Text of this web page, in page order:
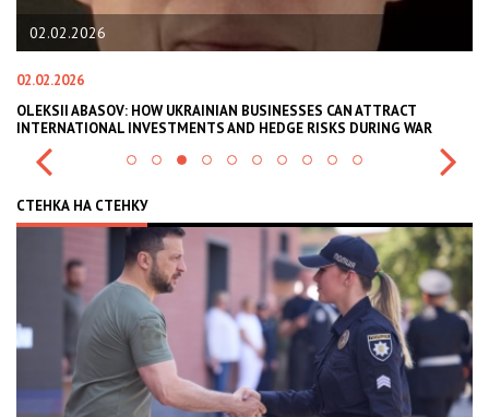
02.02.2026
02.02.2026
OLEKSII ABASOV: HOW UKRAINIAN BUSINESSES CAN ATTRACT
INTERNATIONAL INVESTMENTS AND HEDGE RISKS DURING WAR
СТЕНКА НА СТЕНКУ